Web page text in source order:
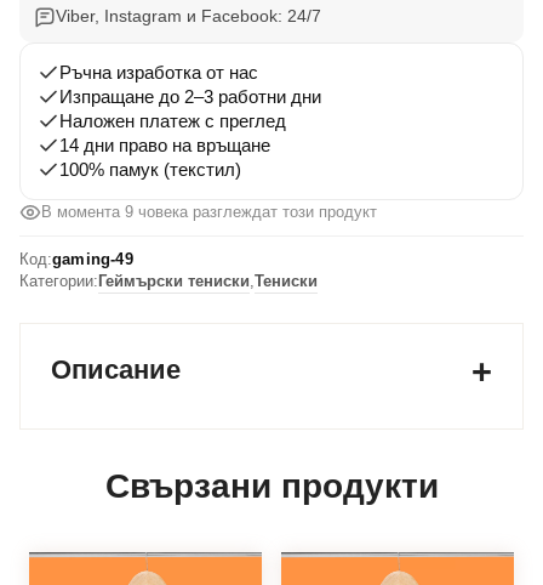
Viber, Instagram и Facebook: 24/7
Ръчна изработка от нас
Изпращане до 2–3 работни дни
Наложен платеж с преглед
14 дни право на връщане
100% памук (текстил)
В момента 9 човека разглеждат този продукт
Код:gaming-49
Категории: Геймърски тениски Тениски
Описание
Свързани продукти